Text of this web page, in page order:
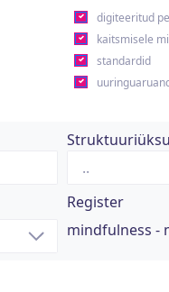
digiteeritud
kaitsmisele
standardid
Register
mindfulness -